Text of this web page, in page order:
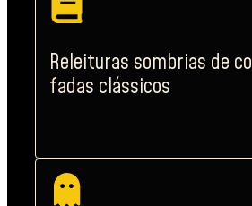
Releituras sombrias de
fadas clássicos